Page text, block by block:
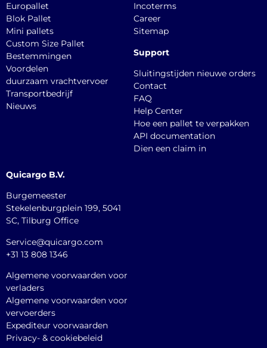
Europallet
Blok Pallet
Mini pallets
Custom Size Pallet
Bestemmingen
Voordelen
duurzaam vrachtvervoer
Transportbedrijf
Nieuws
Incoterms
Career
Sitemap
Support
Sluitingstijden nieuwe orders
Contact
FAQ
Help Center
Hoe een pallet te verpakken
API documentation
Dien een claim in
Quicargo B.V.
Burgemeester
Stekelenburgplein 199, 5041
SC, Tilburg Office
Service@quicargo.com
+31 13 808 1346
Algemene voorwaarden voor
verladers
Algemene voorwaarden voor
vervoerders
Expediteur voorwaarden
Privacy- & cookiebeleid